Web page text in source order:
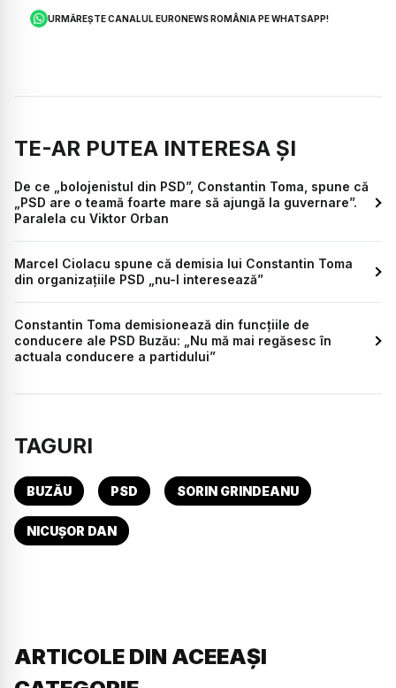
URMĂREȘTE CANALUL EURONEWS ROMÂNIA PE WHATSAPP!
TE-AR PUTEA INTERESA ȘI
De ce „bolojenistul din PSD”, Constantin Toma, spune că
„PSD are o teamă foarte mare să ajungă la guvernare”.
Paralela cu Viktor Orban
Marcel Ciolacu spune că demisia lui Constantin Toma
din organizațiile PSD „nu-l interesează”
Constantin Toma demisionează din funcțiile de
conducere ale PSD Buzău: „Nu mă mai regăsesc în
actuala conducere a partidului”
TAGURI
BUZĂU PSD SORIN GRINDEANU
NICUȘOR DAN
ARTICOLE DIN ACEEAȘI